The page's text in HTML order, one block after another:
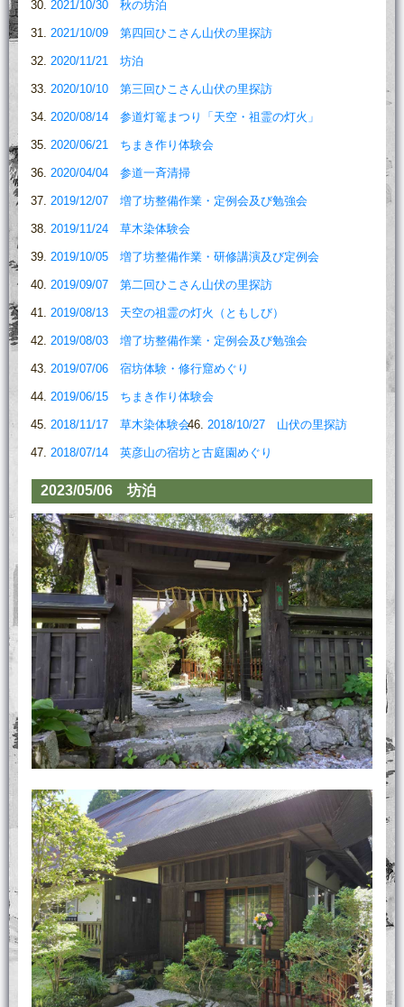
2021/10/30 秋の坊泊
2021/10/09 第四回ひこさん山伏の里探訪
2020/11/21 坊泊
2020/10/10 第三回ひこさん山伏の里探訪
2020/08/14 参道灯篭まつり「天空・祖霊の灯火」
2020/06/21 ちまき作り体験会
2020/04/04 参道一斉清掃
2019/12/07 増了坊整備作業・定例会及び勉強会
2019/11/24 草木染体験会
2019/10/05 増了坊整備作業・研修講演及び定例会
2019/09/07 第二回ひこさん山伏の里探訪
2019/08/13 天空の祖霊の灯火（ともしび）
2019/08/03 増了坊整備作業・定例会及び勉強会
2019/07/06 宿坊体験・修行窟めぐり
2019/06/15 ちまき作り体験会
2018/11/17 草木染体験会 2018/10/27 山伏の里探訪
2018/07/14 英彦山の宿坊と古庭園めぐり
2023/05/06 坊泊